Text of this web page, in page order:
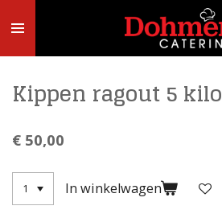
direct
Kippen ragout 5 kilo
€ 50,00
In winkelwagen